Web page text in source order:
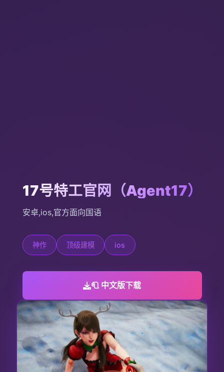
17号特工官网（Agent17）
安卓,ios,官方面向国语
神作 顶级建模 ios
🧻 中文版下载